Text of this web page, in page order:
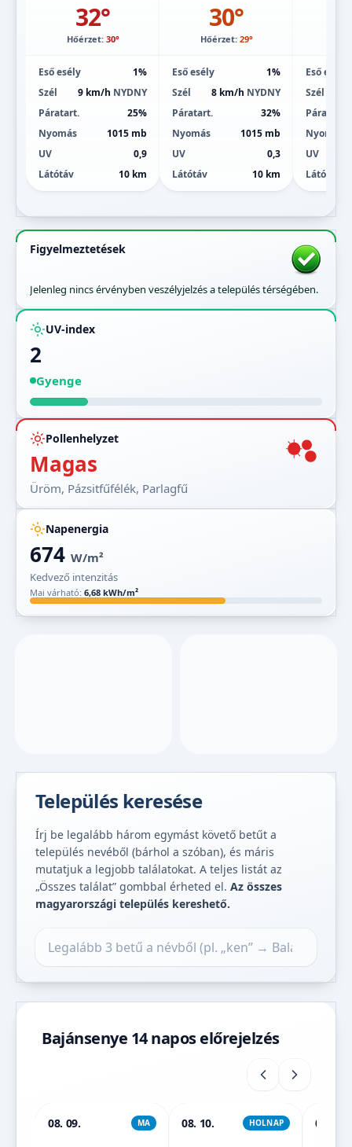
32°
Hőérzet: 30°
Eső esély
1%
Szél
9 km/h NYDNY
Páratart.
25%
Nyomás
1015 mb
UV
0,9
Látótáv
10 km
30°
Hőérzet: 29°
Eső esély
1%
Szél
8 km/h NYDNY
Páratart.
32%
Nyomás
1015 mb
UV
0,3
Látótáv
10 km
Eső esély
Szél
Páratart.
Nyomás
UV
Látótáv
Figyelmeztetések
Jelenleg nincs érvényben veszélyjelzés a település térségében.
UV-index
2
Gyenge
Pollenhelyzet
Magas
Üröm, Pázsitfűfélék, Parlagfű
Napenergia
674 W/m²
Kedvező intenzitás
Mai várható: 6,68 kWh/m²
Település keresése
Írj be legalább három egymást követő betűt a
település nevéből (bárhol a szóban), és máris
mutatjuk a legjobb találatokat. A teljes listát az
„Összes találat” gombbal érheted el. Az összes
magyarországi település kereshető.
Bajánsenye 14 napos előrejelzés
08. 09. MA 08. 10. HOLNAP 08. 11.